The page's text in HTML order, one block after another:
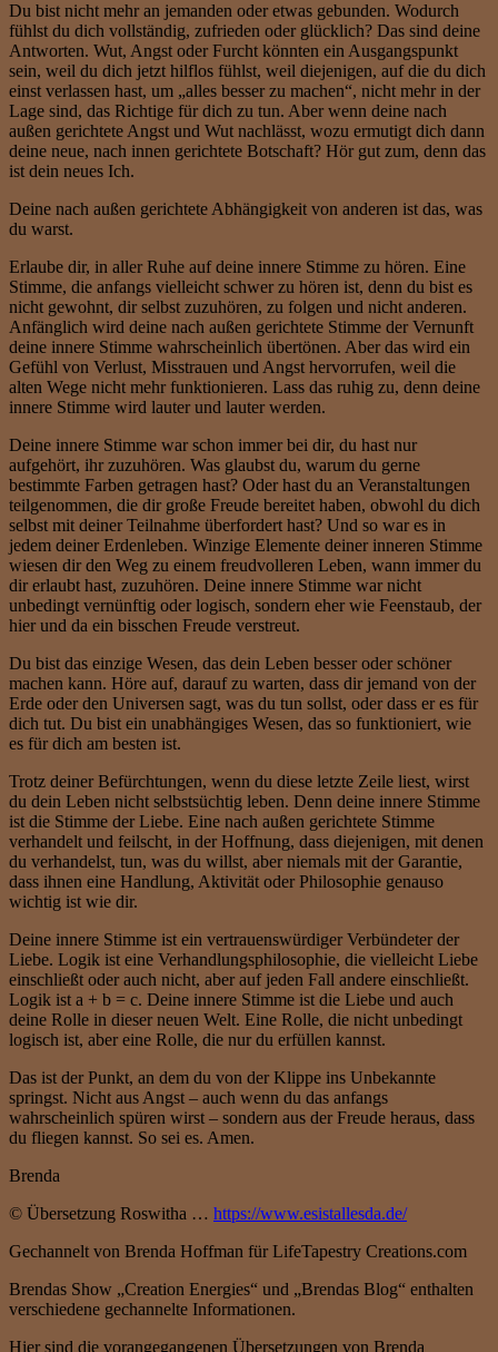
Du bist nicht mehr an jemanden oder etwas gebunden. Wodurch
fühlst du dich vollständig, zufrieden oder glücklich? Das sind deine
Antworten. Wut, Angst oder Furcht könnten ein Ausgangspunkt
sein, weil du dich jetzt hilflos fühlst, weil diejenigen, auf die du dich
einst verlassen hast, um „alles besser zu machen“, nicht mehr in der
Lage sind, das Richtige für dich zu tun. Aber wenn deine nach
außen gerichtete Angst und Wut nachlässt, wozu ermutigt dich dann
deine neue, nach innen gerichtete Botschaft? Hör gut zum, denn das
ist dein neues Ich.
Deine nach außen gerichtete Abhängigkeit von anderen ist das, was
du warst.
Erlaube dir, in aller Ruhe auf deine innere Stimme zu hören. Eine
Stimme, die anfangs vielleicht schwer zu hören ist, denn du bist es
nicht gewohnt, dir selbst zuzuhören, zu folgen und nicht anderen.
Anfänglich wird deine nach außen gerichtete Stimme der Vernunft
deine innere Stimme wahrscheinlich übertönen. Aber das wird ein
Gefühl von Verlust, Misstrauen und Angst hervorrufen, weil die
alten Wege nicht mehr funktionieren. Lass das ruhig zu, denn deine
innere Stimme wird lauter und lauter werden.
Deine innere Stimme war schon immer bei dir, du hast nur
aufgehört, ihr zuzuhören. Was glaubst du, warum du gerne
bestimmte Farben getragen hast? Oder hast du an Veranstaltungen
teilgenommen, die dir große Freude bereitet haben, obwohl du dich
selbst mit deiner Teilnahme überfordert hast? Und so war es in
jedem deiner Erdenleben. Winzige Elemente deiner inneren Stimme
wiesen dir den Weg zu einem freudvolleren Leben, wann immer du
dir erlaubt hast, zuzuhören. Deine innere Stimme war nicht
unbedingt vernünftig oder logisch, sondern eher wie Feenstaub, der
hier und da ein bisschen Freude verstreut.
Du bist das einzige Wesen, das dein Leben besser oder schöner
machen kann. Höre auf, darauf zu warten, dass dir jemand von der
Erde oder den Universen sagt, was du tun sollst, oder dass er es für
dich tut. Du bist ein unabhängiges Wesen, das so funktioniert, wie
es für dich am besten ist.
Trotz deiner Befürchtungen, wenn du diese letzte Zeile liest, wirst
du dein Leben nicht selbstsüchtig leben. Denn deine innere Stimme
ist die Stimme der Liebe. Eine nach außen gerichtete Stimme
verhandelt und feilscht, in der Hoffnung, dass diejenigen, mit denen
du verhandelst, tun, was du willst, aber niemals mit der Garantie,
dass ihnen eine Handlung, Aktivität oder Philosophie genauso
wichtig ist wie dir.
Deine innere Stimme ist ein vertrauenswürdiger Verbündeter der
Liebe. Logik ist eine Verhandlungsphilosophie, die vielleicht Liebe
einschließt oder auch nicht, aber auf jeden Fall andere einschließt.
Logik ist a + b = c. Deine innere Stimme ist die Liebe und auch
deine Rolle in dieser neuen Welt. Eine Rolle, die nicht unbedingt
logisch ist, aber eine Rolle, die nur du erfüllen kannst.
Das ist der Punkt, an dem du von der Klippe ins Unbekannte
springst. Nicht aus Angst – auch wenn du das anfangs
wahrscheinlich spüren wirst – sondern aus der Freude heraus, dass
du fliegen kannst. So sei es. Amen.
Brenda
© Übersetzung Roswitha … https://www.esistallesda.de/
Gechannelt von Brenda Hoffman für LifeTapestry Creations.com
Brendas Show „Creation Energies“ und „Brendas Blog“ enthalten
verschiedene gechannelte Informationen.
Hier sind die vorangegangenen Übersetzungen von Brenda